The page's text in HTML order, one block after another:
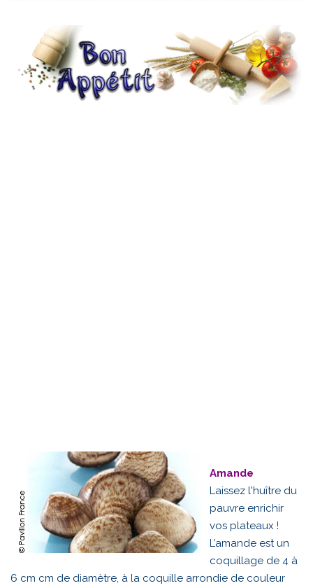
Amande
Laissez l'huître du
pauvre enrichir
vos plateaux !
L’amande est un
coquillage de 4 à
6 cm cm de diamètre, à la coquille arrondie de couleur